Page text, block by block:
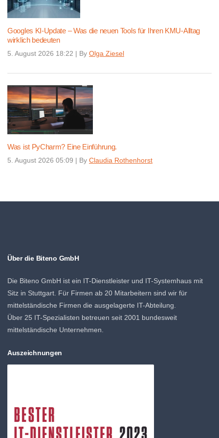
Googles KI-Update – Was die neuen Tools für Ihren KMU-Alltag
wirklich bedeuten
5. August 2026 18:22 | By Olga Ziesel
Was ist PyCharm? Eine Einführung.
5. August 2026 05:09 | By Claudia Rothenhorst
Über die Biteno GmbH
Die Biteno GmbH ist ein IT-Dienstleister und IT-Systemhaus mit
Sitz in Stuttgart. Für Firmen ab 20 Mitarbeitern sind wir für
mittelständische Firmen die ausgelagerte IT-Abteilung.
Über 25 IT-Spezialisten betreuen seit 2001 bundesweit
mittelständische Unternehmen.
Auszeichnungen